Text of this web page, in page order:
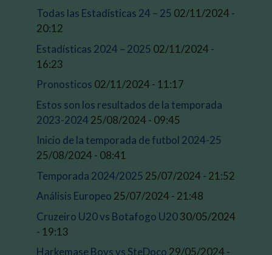
Todas las Estadísticas 24 – 25 02/11/2024 -
20:12
Estadísticas 2024 – 2025 02/11/2024 -
16:23
Pronosticos 02/11/2024 - 11:17
Estos son los resultados de la temporada
2023-2024 25/08/2024 - 09:45
Inicio de la temporada de futbol 2024-25
25/08/2024 - 08:41
Temporada 2024/2025 25/07/2024 - 21:52
Análisis Europeo 25/07/2024 - 21:48
Cruzeiro U20 vs Botafogo U2030/05/2024
- 19:13
Harkemase Boys vs SteDoco 29/05/2024 -